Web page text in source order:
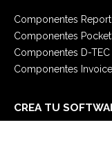
Componentes
Componentes
Componentes D-TEC
Componentes
CREA TU